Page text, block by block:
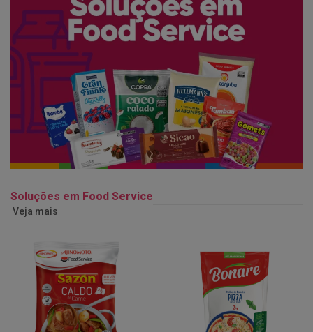
Soluções em Food Service
Veja mais